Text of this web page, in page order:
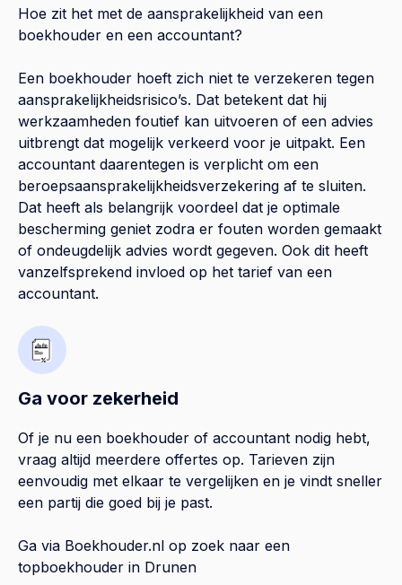
Hoe zit het met de aansprakelijkheid van een
boekhouder en een accountant?
Een boekhouder hoeft zich niet te verzekeren tegen
aansprakelijkheidsrisico’s. Dat betekent dat hij
werkzaamheden foutief kan uitvoeren of een advies
uitbrengt dat mogelijk verkeerd voor je uitpakt. Een
accountant daarentegen is verplicht om een
beroepsaansprakelijkheidsverzekering af te sluiten.
Dat heeft als belangrijk voordeel dat je optimale
bescherming geniet zodra er fouten worden gemaakt
of ondeugdelijk advies wordt gegeven. Ook dit heeft
vanzelfsprekend invloed op het tarief van een
accountant.
Ga voor zekerheid
Of je nu een boekhouder of accountant nodig hebt,
vraag altijd meerdere offertes op. Tarieven zijn
eenvoudig met elkaar te vergelijken en je vindt sneller
een partij die goed bij je past.
Ga via Boekhouder.nl op zoek naar een
topboekhouder in Drunen